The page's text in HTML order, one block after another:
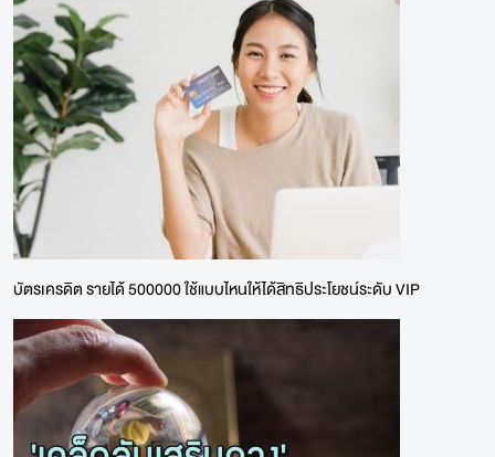
บัตรเครดิต รายได้ 500000 ใช้แบบไหนให้ได้สิทธิประโยชน์ระดับ VIP